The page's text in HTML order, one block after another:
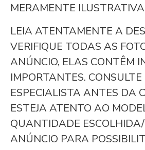
MERAMENTE
LEIA ATENTAMENTE A
VERIFIQUE TODAS AS
ANÚNCIO, ELAS CONTÊM
IMPORTANTES.
ESPECIALISTA ANTES DA
ESTEJA ATENTO AO
QUANTIDADE
ANÚNCIO PARA